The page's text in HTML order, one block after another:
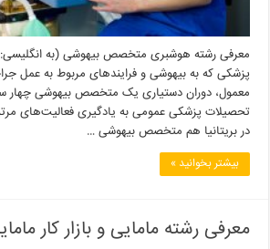
پزشکی که به بیهوشی و فرایندهای مربوط به عمل
معمول، دوران دستیاری یک متخصص بیهوشی چهار
تحصیلات پزشکی عمومی به یادگیری فعالیت‌های
در بریتانیا هم متخصص بیهوشی …
بیشتر بخوانید »
معرفی رشته مامایی و بازار کار